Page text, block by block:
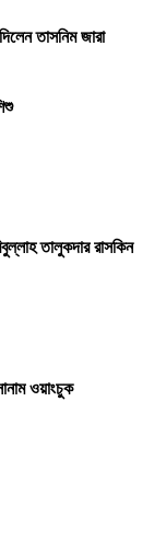
তাসনিম জারা
তালুকদার রাসকিন
ওয়াংচুক